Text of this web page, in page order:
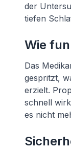
der
tiefen
Wie
Das
gespritzt,
erzielt.
schnell
es nicht